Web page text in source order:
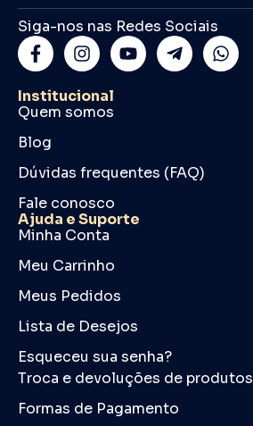
Siga-nos nas Redes Sociais
Institucional
Quem somos
Blog
Dúvidas frequentes (FAQ)
Fale conosco
Ajuda e Suporte
Minha Conta
Meu Carrinho
Meus Pedidos
Lista de Desejos
Esqueceu sua senha?
Troca e devoluções de produtos
Formas de Pagamento